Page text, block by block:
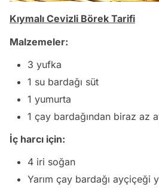
Kıymalı Cevizli Börek Tarifi
Malzemeler:
3 yufka
1 su bardağı süt
1 yumurta
1 çay bardağından biraz az
İç harcı için:
4 iri soğan
Yarım çay bardağı ayçiçeği